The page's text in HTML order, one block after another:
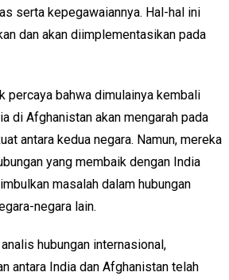
serta kepegawaiannya. Hal-hal ini
dan akan diimplementasikan pada
percaya bahwa dimulainya kembali
di Afghanistan akan mengarah pada
antara kedua negara. Namun, mereka
yang membaik dengan India
masalah dalam hubungan
negara lain.
hubungan internasional,
antara India dan Afghanistan telah